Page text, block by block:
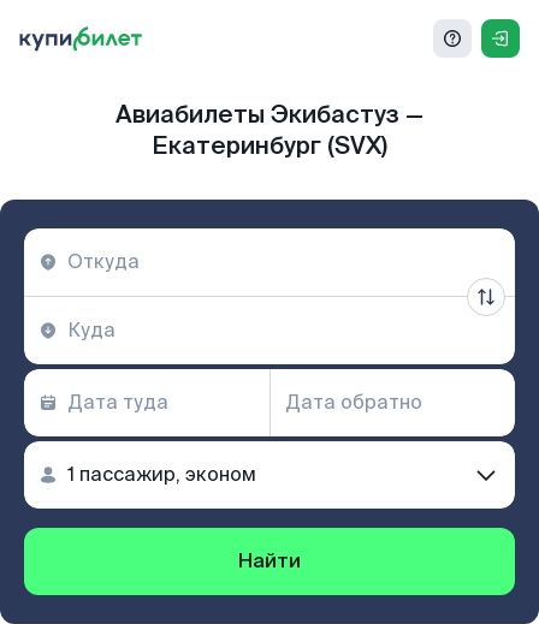
Авиабилеты Экибастуз —
Екатеринбург (SVX)
Найти